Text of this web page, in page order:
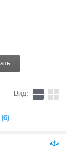
Вид:
(6)